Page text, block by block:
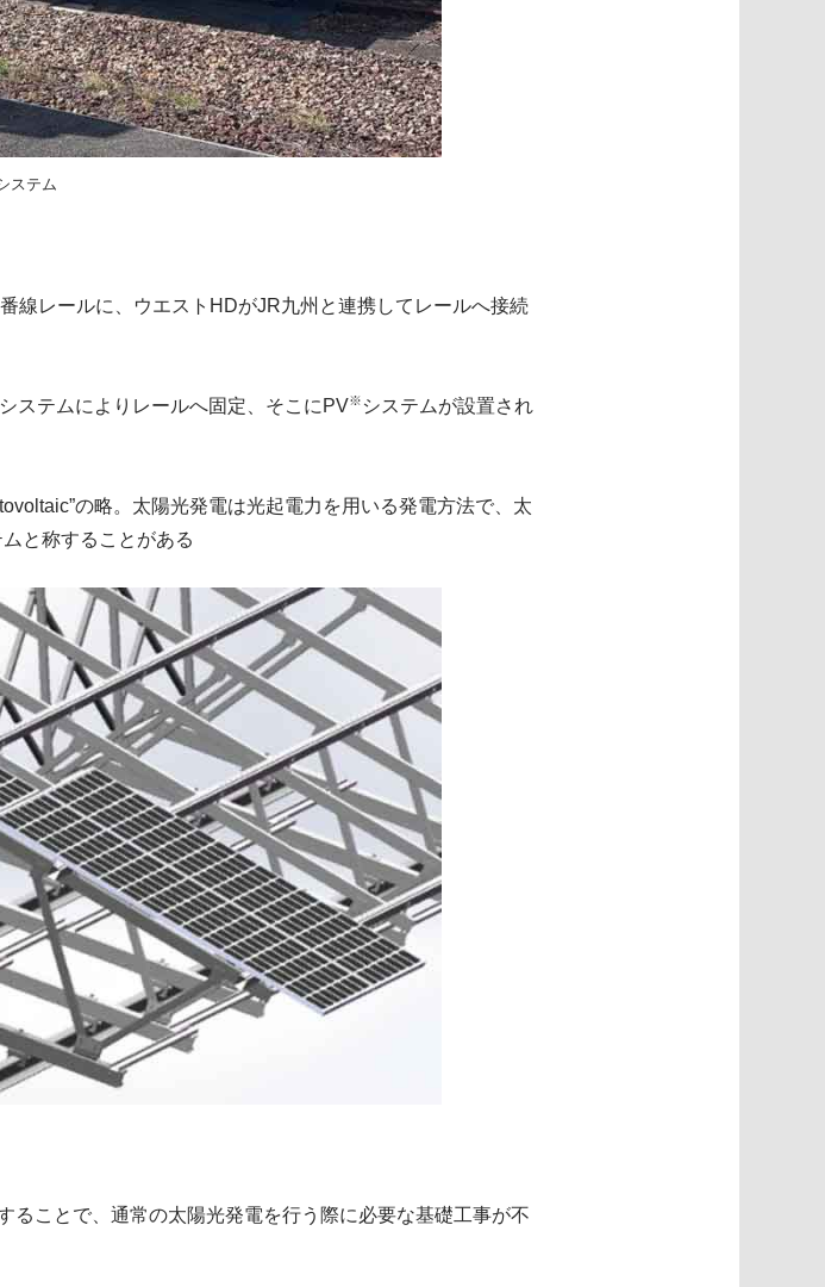
ステム
線レールに、ウエストHDがJR九州と連携してレールへ接続
ステムによりレールへ固定、そこにPV※ システムが設置され
の略。太陽光発電は光起電力を用いる発電方法で、太
と称することがある
ことで、通常の太陽光発電を行う際に必要な基礎工事が不